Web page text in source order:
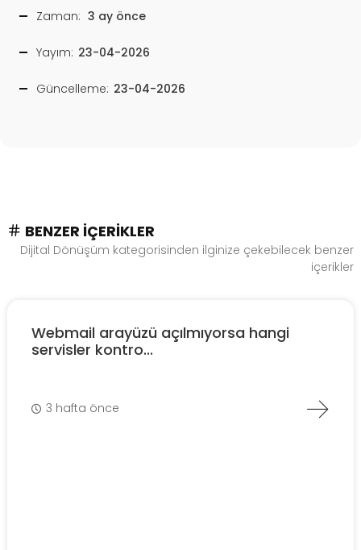
Zaman: 3 ay önce
Yayım: 23-04-2026
Güncelleme: 23-04-2026
BENZER İÇERIKLER
Dijital Dönüşüm kategorisinden ilginize çekebilecek benzer
içerikler
Webmail arayüzü açılmıyorsa hangi
servisler kontro...
3 hafta önce